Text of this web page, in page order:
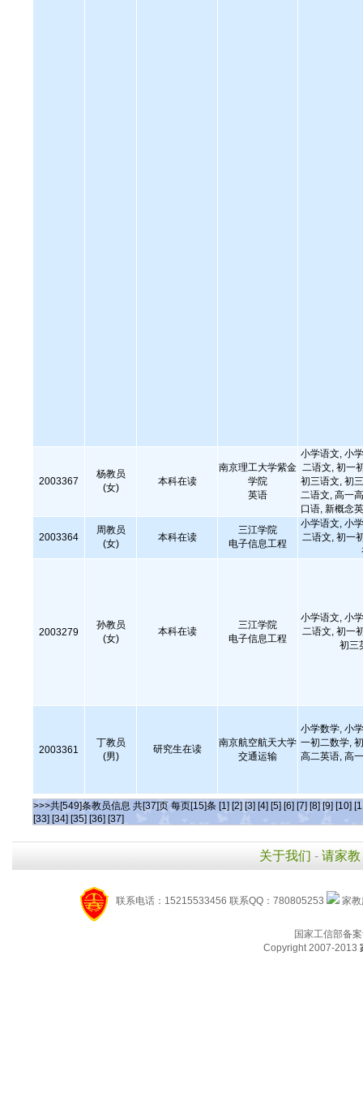
2003367
杨教员
(女)
本科在读
南京理工大学紫金
学院
英语
小学语文, 小
二语文, 初一
初三语文, 初
二语文, 高一
口语, 新概念
2003364
周教员
(女)
本科在读
三江学院
电子信息工程
小学语文, 小
二语文, 初一
2003279
孙教员
(女)
本科在读
三江学院
电子信息工程
小学语文, 小
二语文, 初一
初三
2003361
丁教员
(男)
研究生在读
南京航空航天大学
交通运输
小学数学, 小
一初二数学,
高二英语, 高
>>>共[549]条教员信息 共[37]页 每页[15]条 [1] [2] [3] [4] [5] [6] [7] [8] [9] [10]
[33] [34] [35] [36] [37]
关于我们 - 请家教
联系电话：15215533456 联系QQ：780805253 家
国家工信部备
Copyright 2007-2013